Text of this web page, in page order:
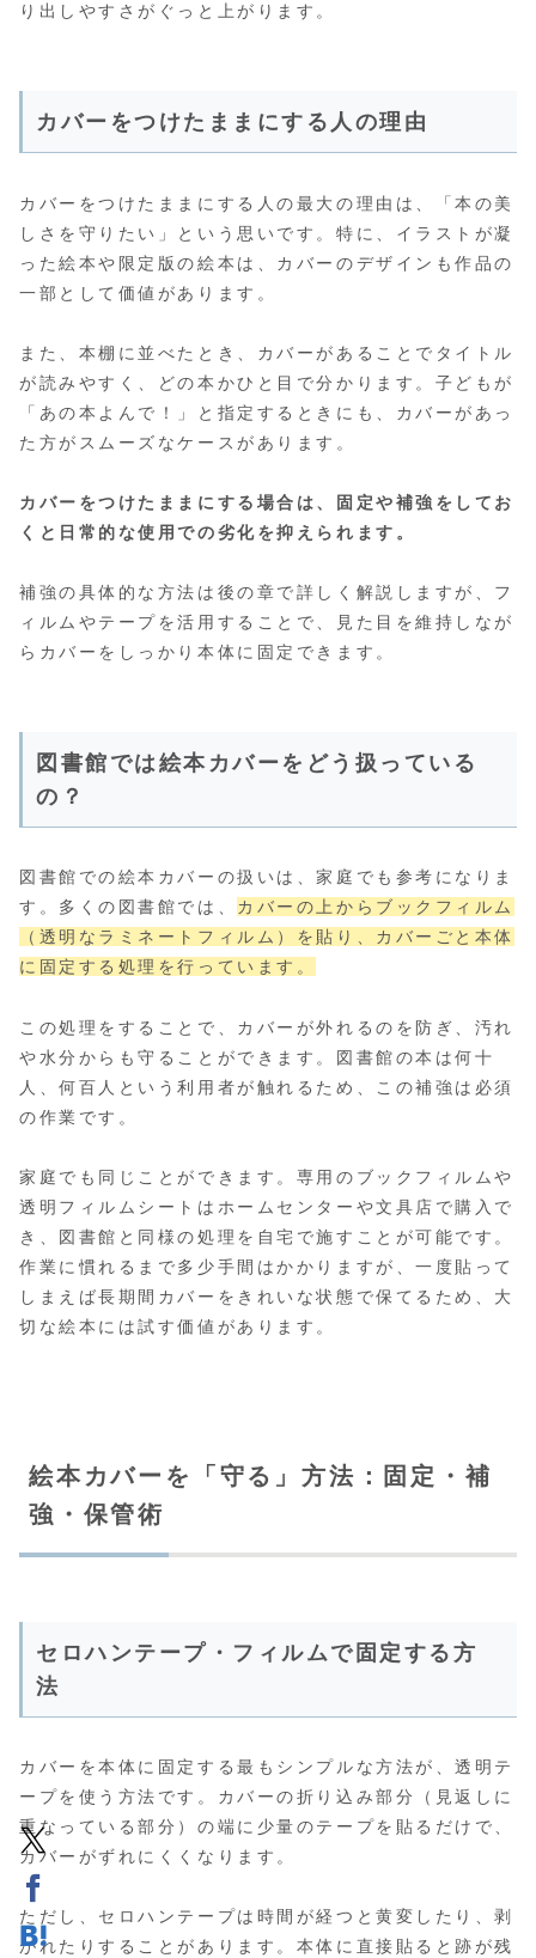
り出しやすさがぐっと上がります。
カバーをつけたままにする人の理由
カバーをつけたままにする人の最大の理由は、「本の美
しさを守りたい」という思いです。特に、イラストが凝
った絵本や限定版の絵本は、カバーのデザインも作品の
一部として価値があります。
また、本棚に並べたとき、カバーがあることでタイトル
が読みやすく、どの本かひと目で分かります。子どもが
「あの本よんで！」と指定するときにも、カバーがあっ
た方がスムーズなケースがあります。
カバーをつけたままにする場合は、固定や補強をしてお
くと日常的な使用での劣化を抑えられます。
補強の具体的な方法は後の章で詳しく解説しますが、フ
ィルムやテープを活用することで、見た目を維持しなが
らカバーをしっかり本体に固定できます。
図書館では絵本カバーをどう扱っている
の？
図書館での絵本カバーの扱いは、家庭でも参考になりま
す。多くの図書館では、 カバーの上からブックフィルム
（透明なラミネートフィルム）を貼り、カバーごと本体
に固定する処理を行っています。
この処理をすることで、カバーが外れるのを防ぎ、汚れ
や水分からも守ることができます。図書館の本は何十
人、何百人という利用者が触れるため、この補強は必須
の作業です。
家庭でも同じことができます。専用のブックフィルムや
透明フィルムシートはホームセンターや文具店で購入で
き、図書館と同様の処理を自宅で施すことが可能です。
作業に慣れるまで多少手間はかかりますが、一度貼って
しまえば長期間カバーをきれいな状態で保てるため、大
切な絵本には試す価値があります。
絵本カバーを「守る」方法：固定・補
強・保管術
セロハンテープ・フィルムで固定する方
法
カバーを本体に固定する最もシンプルな方法が、透明テ
ープを使う方法です。カバーの折り込み部分（見返しに
重なっている部分）の端に少量のテープを貼るだけで、
カバーがずれにくくなります。
ただし、セロハンテープは時間が経つと黄変したり、剥
がれたりすることがあります。本体に直接貼ると跡が残